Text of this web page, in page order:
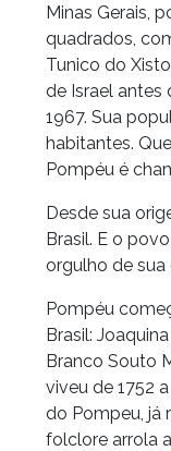
Minas Gerais,
quadrados,
Tunico do
de Israel antes
1967. Sua
habitantes.
Pompéu é
Desde sua
Brasil. E o
orgulho de sua
Pompéu
Brasil:
Branco Souto
viveu de 1752
do Pompeu, já
folclore arrola